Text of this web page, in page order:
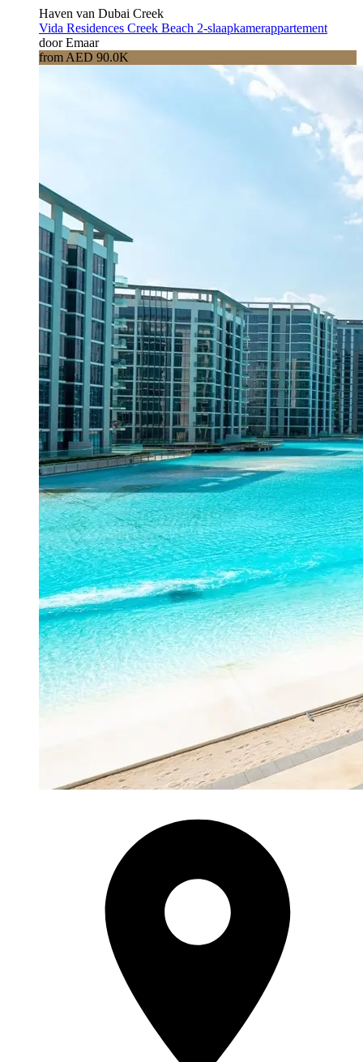
Haven van Dubai Creek
Vida Residences Creek Beach 2-slaapkamerappartement
door Emaar
from AED 90.0K